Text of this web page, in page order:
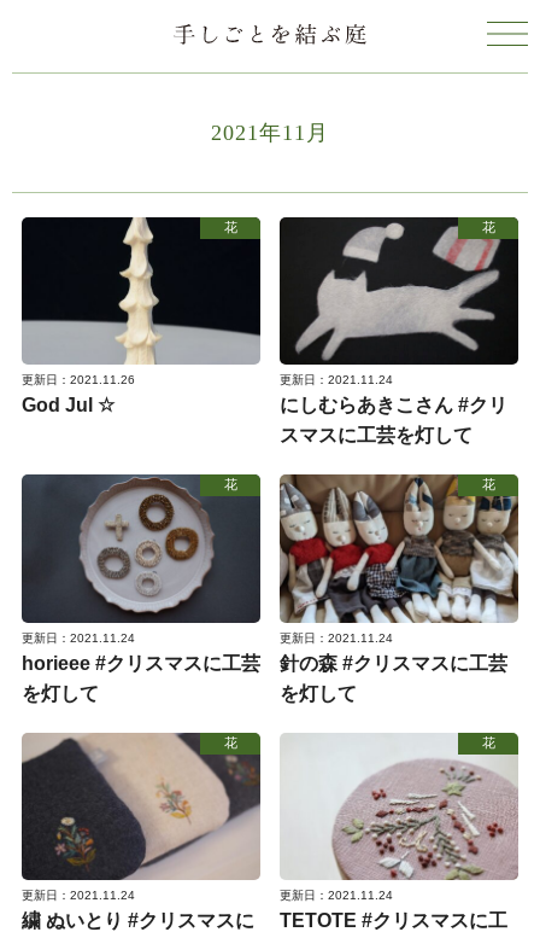
2021年11月
花
更新日：2021.11.26
God Jul ☆
花
更新日：2021.11.24
にしむらあきこさん #クリ
スマスに工芸を灯して
花
更新日：2021.11.24
horieee #クリスマスに工芸
を灯して
花
更新日：2021.11.24
針の森 #クリスマスに工芸
を灯して
花
更新日：2021.11.24
繍 ぬいとり #クリスマスに
花
更新日：2021.11.24
TETOTE #クリスマスに工